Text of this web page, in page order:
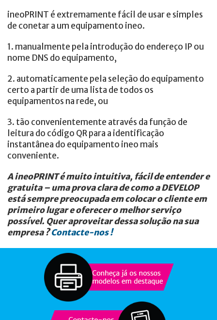
ineoPRINT é extremamente fácil de usar e simples
de conetar a um equipamento ineo.
1. manualmente pela introdução do endereço IP ou
nome DNS do equipamento,
2. automaticamente pela seleção do equipamento
certo a partir de uma lista de todos os
equipamentos na rede, ou
3. tão convenientemente através da função de
leitura do código QR para a identificação
instantânea do equipamento ineo mais
conveniente.
A ineoPRINT é muito intuitiva, fácil de entender e
gratuita – uma prova clara de como a DEVELOP
está sempre preocupada em colocar o cliente em
primeiro lugar e oferecer o melhor serviço
possível. Quer aproveitar dessa solução na sua
empresa ?Contacte-nos !